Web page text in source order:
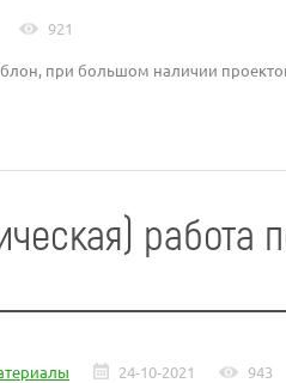
921
при большом наличии
работа
24-10-2021 943